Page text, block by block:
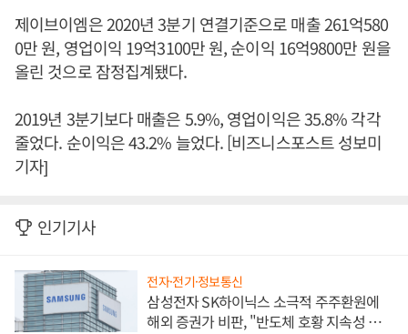
제이브이엠은 2020년 3분기 연결기준으로 매출 261억580
0만 원, 영업이익 19억3100만 원, 순이익 16억9800만 원을
올린 것으로 잠정집계됐다.
2019년 3분기보다 매출은 5.9%, 영업이익은 35.8% 각각
줄었다. 순이익은 43.2% 늘었다. [비즈니스포스트 성보미
기자]
인기기사
전자·전기·정보통신
삼성전자 SK하이닉스 소극적 주주환원에
해외 증권가 비판, "반도체 호황 지속성 의